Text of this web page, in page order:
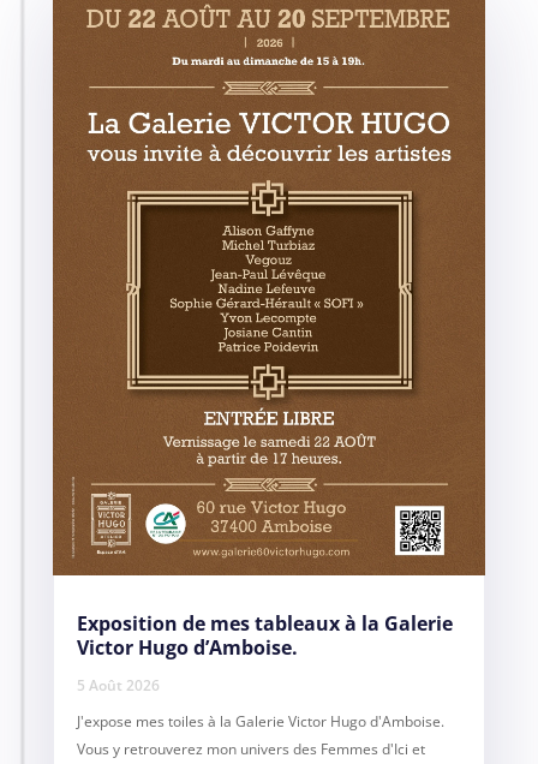
Exposition de mes tableaux à la Galerie
Victor Hugo d’Amboise.
5 Août 2026
J'expose mes toiles à la Galerie Victor Hugo d'Amboise.
Vous y retrouverez mon univers des Femmes d'Ici et